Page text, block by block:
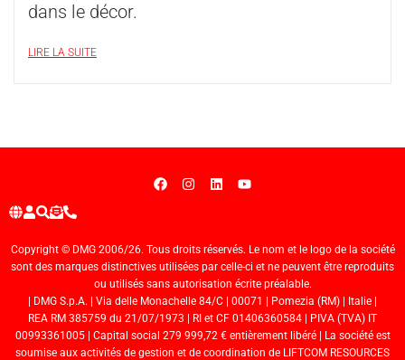
dans le décor.
LIRE LA SUITE
Copyright © DMG 2006/26. Tous droits réservés. Le nom et le logo de la société
sont des marques distinctives utilisées par celle-ci et ne peuvent être reproduits
ou utilisés sans autorisation écrite préalable.
| DMG S.p.A. | Via delle Monachelle 84/C | 00071 | Pomezia (RM) | Italie |
REA RM 385759 du 21/07/1973 | RI et CF 01406360584 | PIVA (TVA) IT
00993361005 | Capital social 279 999,72 € entièrement libéré | La société est
soumise aux activités de gestion et de coordination de LIFTCOM RESOURCES